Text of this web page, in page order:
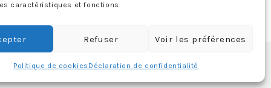
caractéristiques et fonctions.
Refuser Voir les préférences
Politique de cookies Déclaration de confidentialité